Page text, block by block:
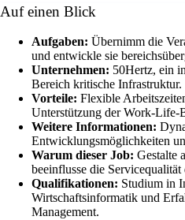
Auf einen Blick
Aufgaben: Übernimm die
und entwickle sie
Unternehmen: 50Hertz, ein
Bereich kritische Infrastruktur.
Vorteile: Flexible
Unterstützung der Work-Life-
Weitere Informationen:
Entwicklungsmöglichkeiten
Warum dieser Job: Gestalte
beeinflusse die Servicequalität
Qualifikationen: Studium in
Wirtschaftsinformatik und
Management.